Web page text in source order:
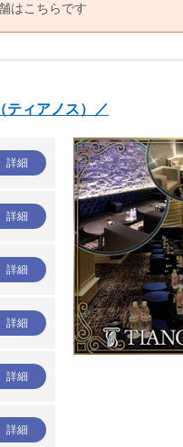
はこちらです
ティアノス）／
詳細
詳細
詳細
詳細
詳細
詳細